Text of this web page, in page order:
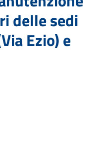
delle sedi
Ezio) e